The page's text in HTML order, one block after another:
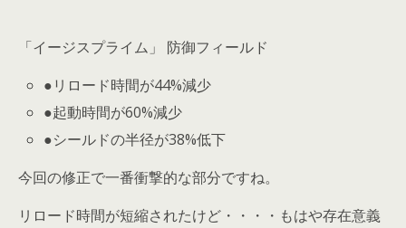
「イージスプライム」 防御フィールド
●リロード時間が44%減少
●起動時間が60%減少
●シールドの半径が38%低下
今回の修正で一番衝撃的な部分ですね。
リロード時間が短縮されたけど・・・・もはや存在意義